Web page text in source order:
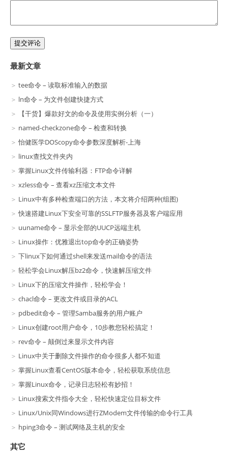
提交评论
最新文章
tee命令 – 读取标准输入的数据
ln命令 – 为文件创建快捷方式
【干货】爆款好文的命令及使用实例分析（一）
named-checkzone命令 – 检查和转换
怡健医学DOScopy命令参数深度解析-上海
linux查找文件夹内
掌握Linux文件传输利器：FTP命令详解
xzless命令 – 查看xz压缩文本文件
Linux中有多种检查端口的方法，本文将介绍两种(组图)
快速搭建Linux下安全可靠的SSLFTP服务器及客户端应用
uuname命令 – 显示全部的UUCP远端主机
Linux操作：优雅退出top命令的正确姿势
下linux下如何通过shell来发送mail命令的语法
轻松学会Linux解压bz2命令，快速解压缩文件
Linux下的压缩文件操作，轻松学会！
chacl命令 – 更改文件或目录的ACL
pdbedit命令 – 管理Samba服务的用户账户
Linux创建root用户命令，10步教您轻松搞定！
rev命令 – 颠倒过来显示文件内容
Linux中关于删除文件操作的命令很多人都不知道
掌握Linux查看CentOS版本命令，轻松获取系统信息
掌握Linux命令，记录日志轻松有妙招！
Linux搜索文件指令大全，轻松快速定位目标文件
Linux/Unix同Windows进行ZModem文件传输的命令行工具
hping3命令 – 测试网络及主机的安全
其它